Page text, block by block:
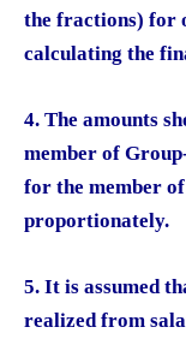
the fractions) for
calculating the
4. The amounts
member of
for the member
proportionately.
5. It is assumed
realized from